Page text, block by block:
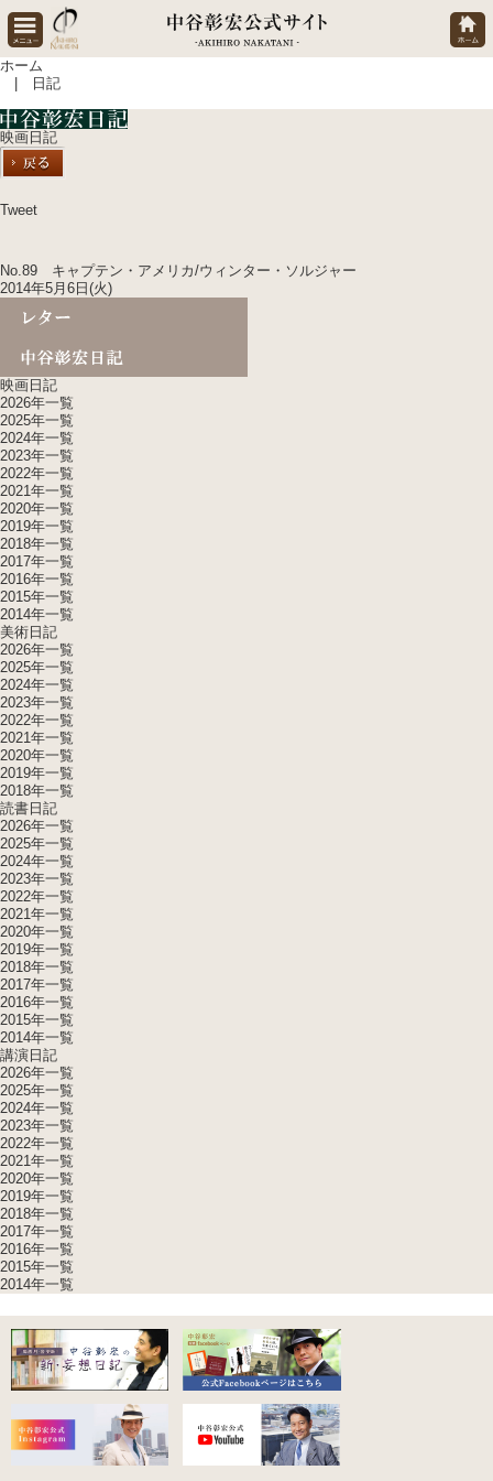
ホーム
| 日記
映画日記
Tweet
No.89 キャプテン・アメリカ/ウィンター・ソルジャー
2014年5月6日(火)
映画日記
2026年一覧
2025年一覧
2024年一覧
2023年一覧
2022年一覧
2021年一覧
2020年一覧
2019年一覧
2018年一覧
2017年一覧
2016年一覧
2015年一覧
2014年一覧
美術日記
2026年一覧
2025年一覧
2024年一覧
2023年一覧
2022年一覧
2021年一覧
2020年一覧
2019年一覧
2018年一覧
読書日記
2026年一覧
2025年一覧
2024年一覧
2023年一覧
2022年一覧
2021年一覧
2020年一覧
2019年一覧
2018年一覧
2017年一覧
2016年一覧
2015年一覧
2014年一覧
講演日記
2026年一覧
2025年一覧
2024年一覧
2023年一覧
2022年一覧
2021年一覧
2020年一覧
2019年一覧
2018年一覧
2017年一覧
2016年一覧
2015年一覧
2014年一覧